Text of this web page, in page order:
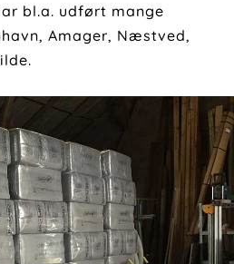
bl.a. udført mange
Amager, Næstved,